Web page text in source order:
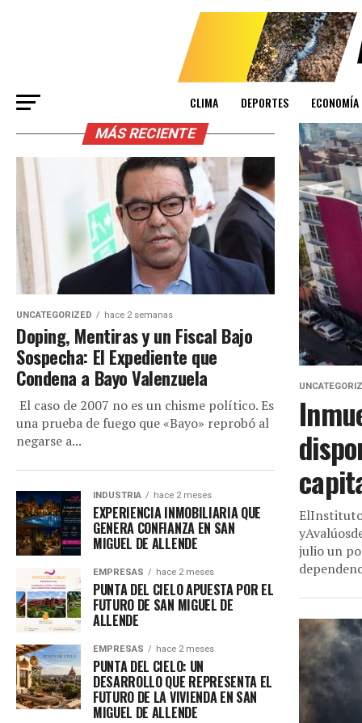
CLIMA DEPORTES ECONOMÍA
julio un
MÁS RECIENTE
UNCATEGORIZED hace 2 semanas
Doping, Mentiras y un Fiscal Bajo
Sospecha: El Expediente que
Condena a Bayo Valenzuela
El caso de 2007 no es un chisme político. Es
una prueba de fuego que «Bayo» reprobó al
negarse a...
INDUSTRIA hace 2 meses
EXPERIENCIA INMOBILIARIA QUE
GENERA CONFIANZA EN SAN
MIGUEL DE ALLENDE
EMPRESAS hace 2 meses
PUNTA DEL CIELO APUESTA POR EL
FUTURO DE SAN MIGUEL DE
ALLENDE
EMPRESAS hace 2 meses
PUNTA DEL CIELO: UN
DESARROLLO QUE REPRESENTA EL
FUTURO DE LA VIVIENDA EN SAN
MIGUEL DE ALLENDE